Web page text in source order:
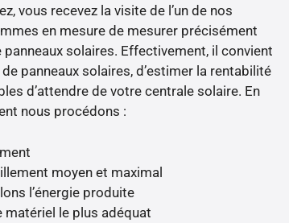
vous recevez la visite de l’un de nos
en mesure de mesurer précisément
panneaux solaires. Effectivement, il convient
panneaux solaires, d’estimer la rentabilité
d’attendre de votre centrale solaire. En
nous procédons :
moyen et maximal
l’énergie produite
le plus adéquat